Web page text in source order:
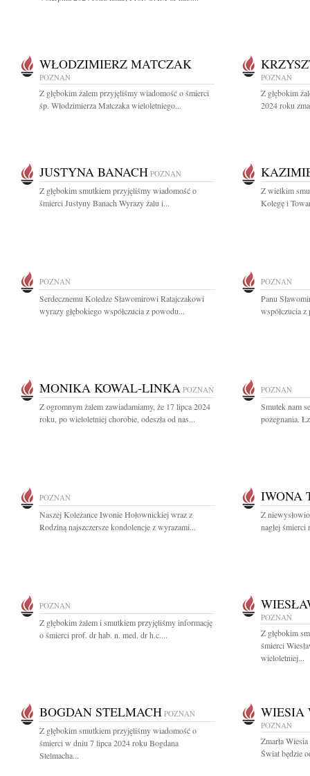
WŁODZIMIERZ MATCZAK
POZNAŃ
Z głębokim żalem przyjęliśmy wiadomość o śmierci
śp. Włodzimierza Matczaka wieloletniego...
POZNAŃ
Z głębokim
2024 roku
JUSTYNA BANACH POZNAŃ
Z głębokim smutkiem przyjęliśmy wiadomość o
śmierci Justyny Banach Wyrazy żalu i...
Z wielkim
Kolegę i
POZNAŃ
Serdecznemu Koledze Sławomirowi Ratajczakowi
wyrazy głębokiego współczucia z powodu...
POZNAŃ
Panu
współczucia
MONIKA KOWAL-LINKA POZNAŃ
Z ogromnym żalem zawiadamiamy, że 17 lipca 2024
roku, po wieloletniej chorobie, odeszła od nas...
POZNAŃ
Smutek nam
pożegnania.
POZNAŃ
Naszej Koleżance Iwonie Hołownickiej wraz z
Rodziną najszczersze kondolencje z wyrazami...
IWONA
Z
nagłej
POZNAŃ
Z głębokim żalem i smutkiem przyjęliśmy informację
o śmierci prof. dr hab. n. med. dr h.c....
POZNAŃ
Z głębokim
śmierci
wieloletniej...
BOGDAN STELMACH POZNAŃ
Z głębokim smutkiem przyjęliśmy wiadomość o
śmierci w dniu 7 lipca 2024 roku Bogdana
Stelmacha...
WIESIA
POZNAŃ
Zmarła
Świat będzie